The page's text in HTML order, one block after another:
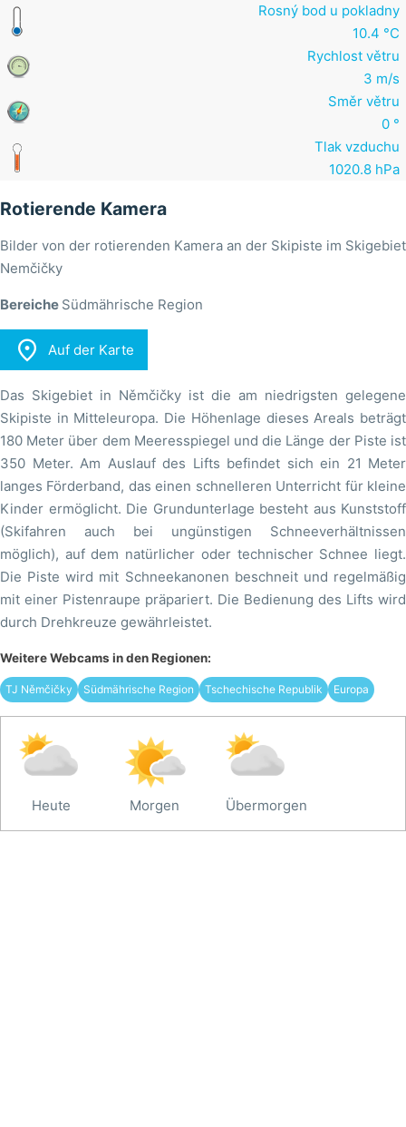
Rosný bod u pokladny
10.4 °C
Rychlost větru
3 m/s
Směr větru
0 °
Tlak vzduchu
1020.8 hPa
Rotierende Kamera
Bilder von der rotierenden Kamera an der Skipiste im Skigebiet
Nemčičky
Bereiche Südmährische Region
 Auf der Karte
Das Skigebiet in Němčičky ist die am niedrigsten gelegene
Skipiste in Mitteleuropa. Die Höhenlage dieses Areals beträgt
180 Meter über dem Meeresspiegel und die Länge der Piste ist
350 Meter. Am Auslauf des Lifts befindet sich ein 21 Meter
langes Förderband, das einen schnelleren Unterricht für kleine
Kinder ermöglicht. Die Grundunterlage besteht aus Kunststoff
(Skifahren auch bei ungünstigen Schneeverhältnissen
möglich), auf dem natürlicher oder technischer Schnee liegt.
Die Piste wird mit Schneekanonen beschneit und regelmäßig
mit einer Pistenraupe präpariert. Die Bedienung des Lifts wird
durch Drehkreuze gewährleistet.
Weitere Webcams in den Regionen:
TJ Němčičky Südmährische Region Tschechische Republik Europa
Heute Morgen Übermorgen